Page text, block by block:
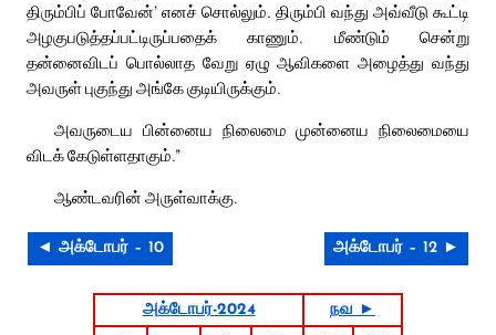
திரும்பிப் போவேன்’ எனச் சொல்லும். திரும்பி வந்து அவ்வீடு கூட்டி
அழகுபடுத்தப்பட்டிருப்பதைக் காணும். மீண்டும் சென்று
தன்னைவிடப் பொல்லாத வேறு ஏழு ஆவிகளை அழைத்து வந்து
அவருள் புகுந்து அங்கே குடியிருக்கும்.
அவருடைய பின்னைய நிலைமை முன்னைய நிலைமையை
விடக் கேடுள்ளதாகும்.”
ஆண்டவரின் அருள்வாக்கு.
◄ அக்டோபர் – 10 அக்டோபர் – 12 ►
அக்டோபர்-2024
நவ ►